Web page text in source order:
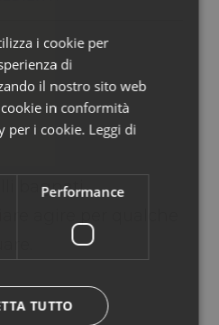
bagnati,
agire per qualche
GERMAN
i cookie per
di
il nostro sito web
in conformità
per i cookie. Leggi di
Performance
TUTTO